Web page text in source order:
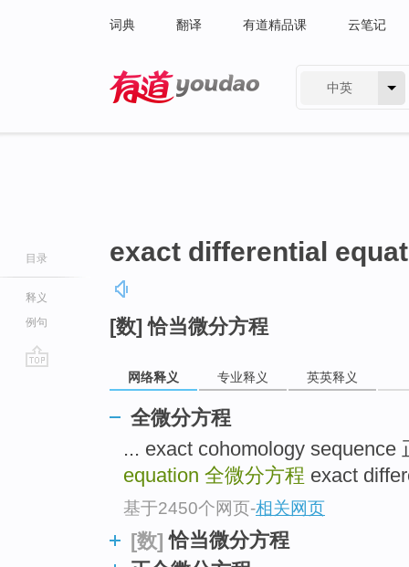
词典 翻译 有道精品课 云笔记
中英
目录
释义
例句
exact differential
[数] 恰当微分方程
网络释义 专业释义 英英释义
全微分方程
... exact cohomology sequence
equation 全微分方程 exact
基于2450个网页-相关网页
[数] 恰当微分方程